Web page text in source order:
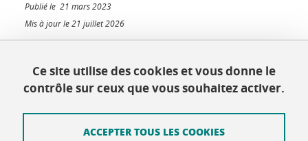
Publié le 21 mars 2023
Mis à jour le 21 juillet 2026
École doctorale EEATS
Ce site utilise des cookies et vous donne le
contrôle sur ceux que vous souhaitez activer.
ACCEPTER TOUS LES COOKIES